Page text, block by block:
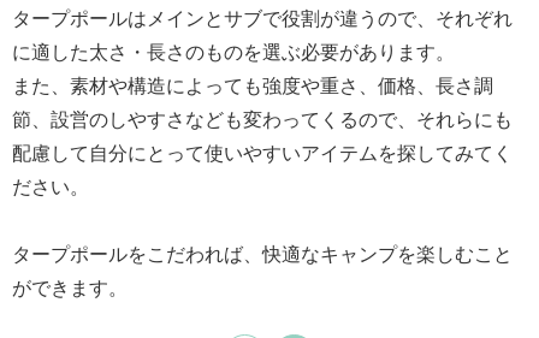
タープポールはメインとサブで役割が違うので、それぞれ
に適した太さ・長さのものを選ぶ必要があります。
また、素材や構造によっても強度や重さ、価格、長さ調
節、設営のしやすさなども変わってくるので、それらにも
配慮して自分にとって使いやすいアイテムを探してみてく
ださい。
タープポールをこだわれば、快適なキャンプを楽しむこと
ができます。